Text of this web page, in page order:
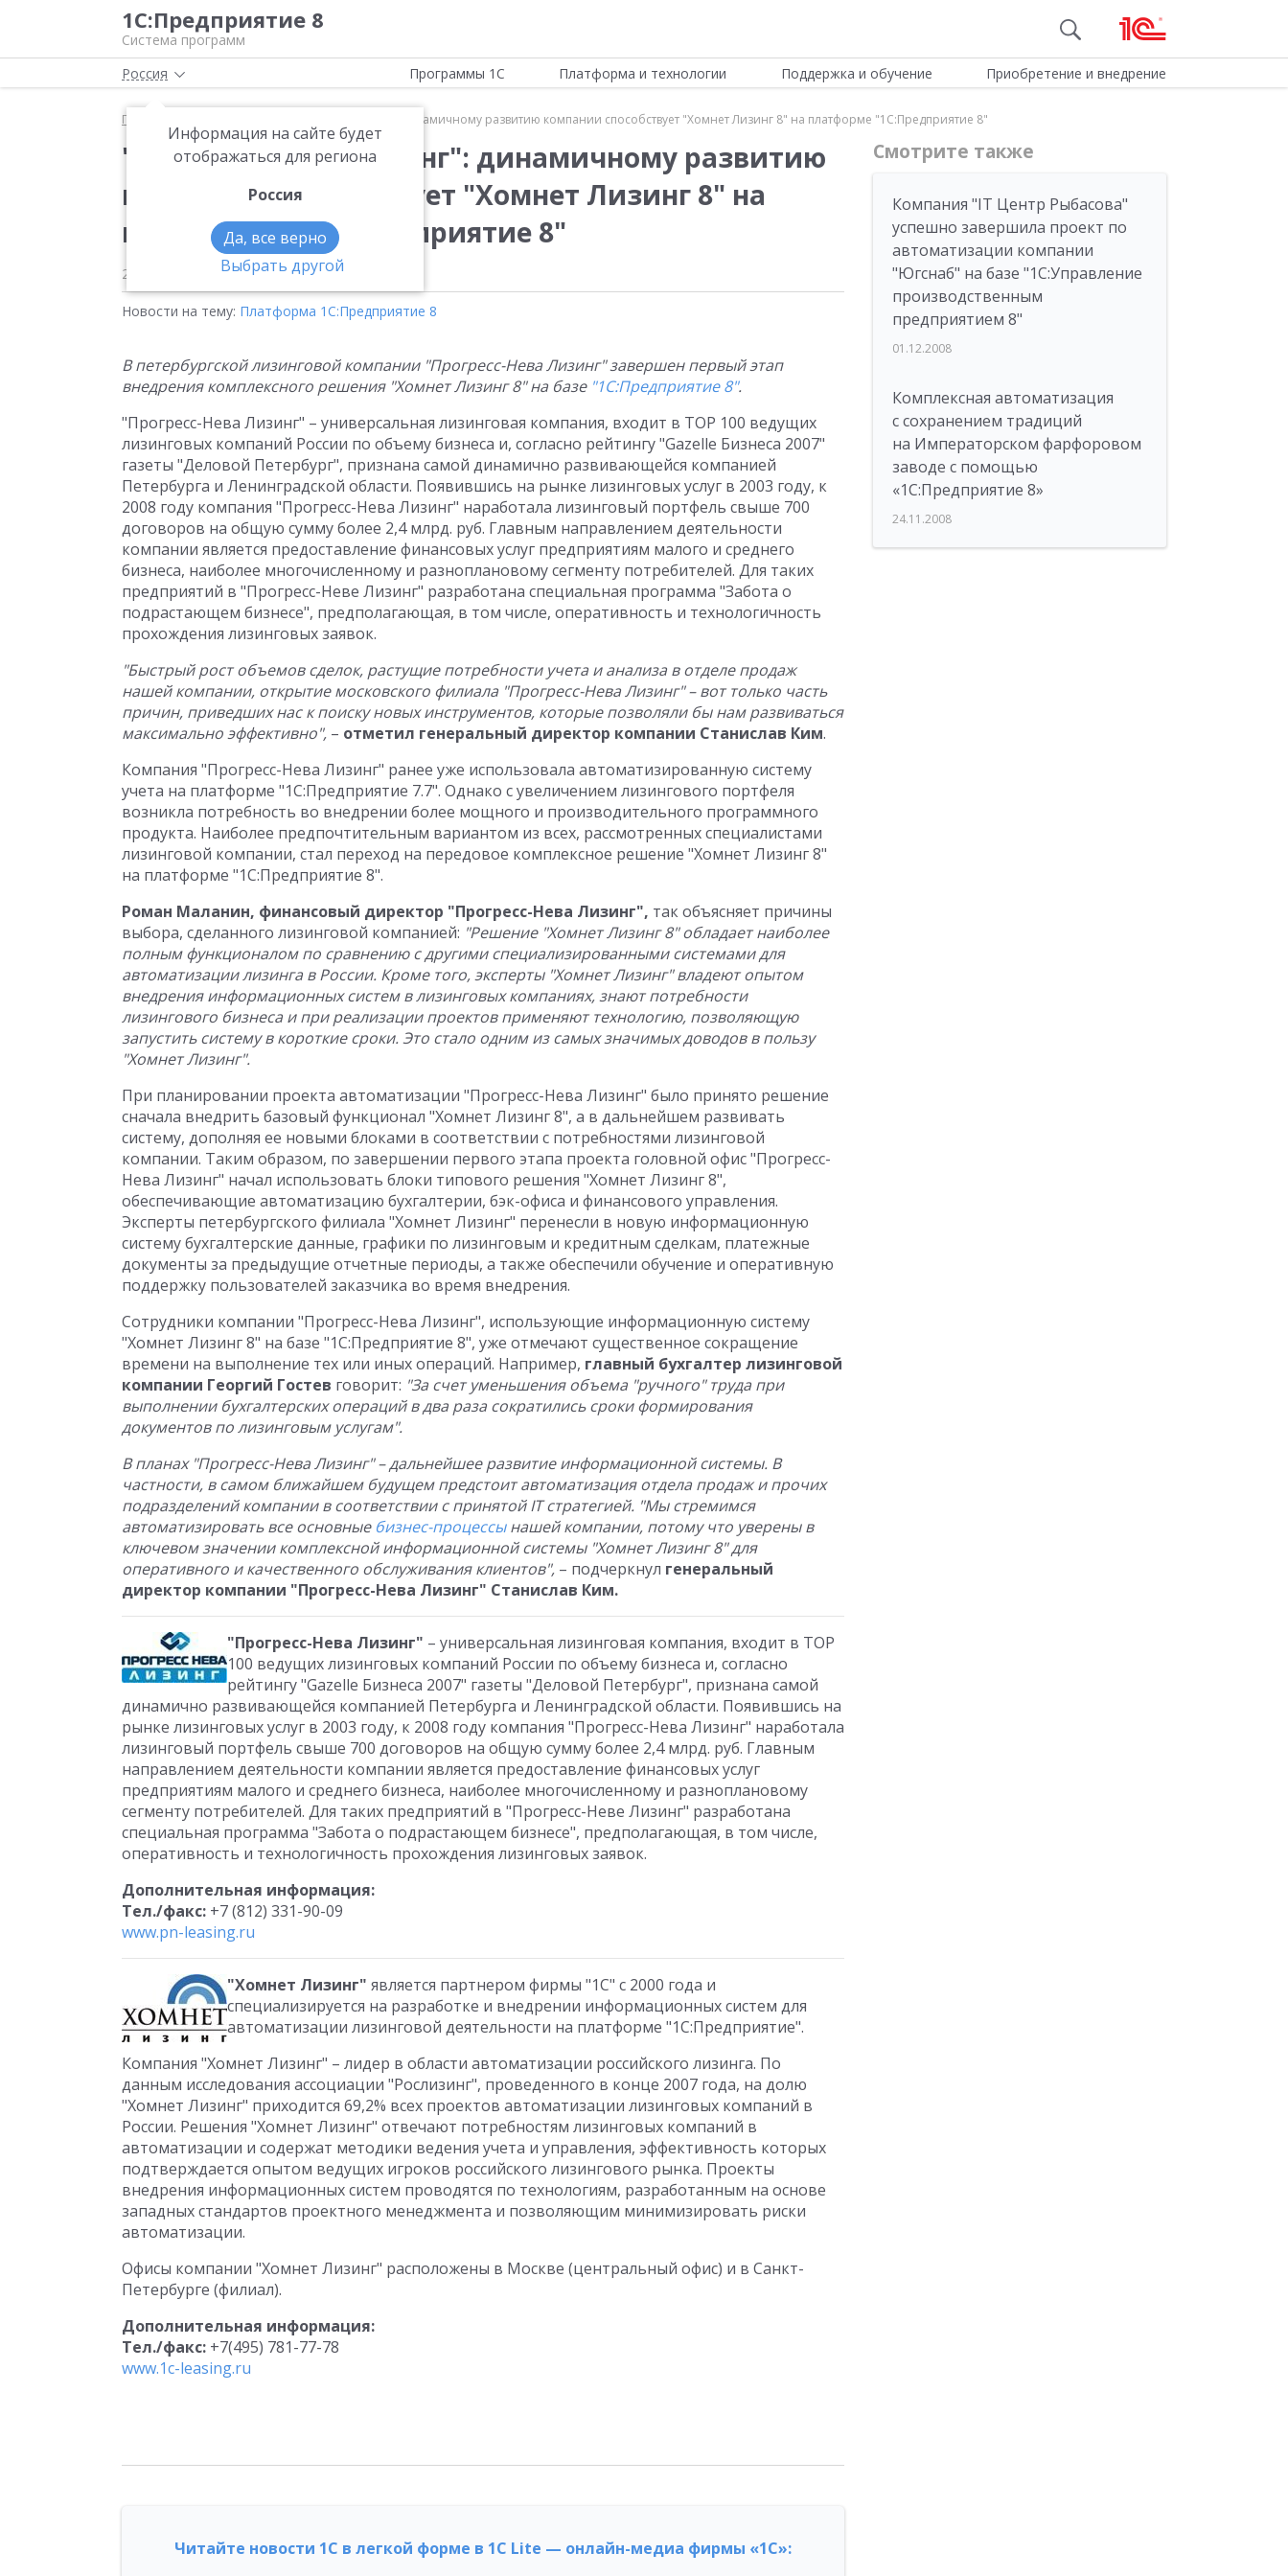
1С:Предприятие 8
Система программ
Россия
Информация на сайте будет
отображаться для региона
Россия
Да, все верно
Выбрать другой
Программы 1С Платформа и технологии Поддержка и обучение Приобретение и внедрение
Главная "Прогресс-Нева Лизинг": динамичному развитию компании способствует "Хомнет Лизинг 8" на платформе "1С:Предприятие 8"
"Прогресс-Нева Лизинг": динамичному развитию
компании способствует "Хомнет Лизинг 8" на
платформе "1С:Предприятие 8"
28.11.2008
Новости на тему: Платформа 1С:Предприятие 8
В петербургской лизинговой компании "Прогресс-Нева Лизинг" завершен первый этап
внедрения комплексного решения "Хомнет Лизинг 8" на базе "1С:Предприятие 8".
"Прогресс-Нева Лизинг" – универсальная лизинговая компания, входит в TOP 100 ведущих
лизинговых компаний России по объему бизнеса и, согласно рейтингу "Gazelle Бизнеса 2007"
газеты "Деловой Петербург", признана самой динамично развивающейся компанией
Петербурга и Ленинградской области. Появившись на рынке лизинговых услуг в 2003 году, к
2008 году компания "Прогресс-Нева Лизинг" наработала лизинговый портфель свыше 700
договоров на общую сумму более 2,4 млрд. руб. Главным направлением деятельности
компании является предоставление финансовых услуг предприятиям малого и среднего
бизнеса, наиболее многочисленному и разноплановому сегменту потребителей. Для таких
предприятий в "Прогресс-Неве Лизинг" разработана специальная программа "Забота о
подрастающем бизнесе", предполагающая, в том числе, оперативность и технологичность
прохождения лизинговых заявок.
"Быстрый рост объемов сделок, растущие потребности учета и анализа в отделе продаж
нашей компании, открытие московского филиала "Прогресс-Нева Лизинг" – вот только часть
причин, приведших нас к поиску новых инструментов, которые позволяли бы нам развиваться
максимально эффективно", – отметил генеральный директор компании Станислав Ким.
Компания "Прогресс-Нева Лизинг" ранее уже использовала автоматизированную систему
учета на платформе "1С:Предприятие 7.7". Однако с увеличением лизингового портфеля
возникла потребность во внедрении более мощного и производительного программного
продукта. Наиболее предпочтительным вариантом из всех, рассмотренных специалистами
лизинговой компании, стал переход на передовое комплексное решение "Хомнет Лизинг 8"
на платформе "1С:Предприятие 8".
Роман Маланин, финансовый директор "Прогресс-Нева Лизинг", так объясняет причины
выбора, сделанного лизинговой компанией: "Решение "Хомнет Лизинг 8" обладает наиболее
полным функционалом по сравнению с другими специализированными системами для
автоматизации лизинга в России. Кроме того, эксперты "Хомнет Лизинг" владеют опытом
внедрения информационных систем в лизинговых компаниях, знают потребности
лизингового бизнеса и при реализации проектов применяют технологию, позволяющую
запустить систему в короткие сроки. Это стало одним из самых значимых доводов в пользу
"Хомнет Лизинг".
При планировании проекта автоматизации "Прогресс-Нева Лизинг" было принято решение
сначала внедрить базовый функционал "Хомнет Лизинг 8", а в дальнейшем развивать
систему, дополняя ее новыми блоками в соответствии с потребностями лизинговой
компании. Таким образом, по завершении первого этапа проекта головной офис "Прогресс-
Нева Лизинг" начал использовать блоки типового решения "Хомнет Лизинг 8",
обеспечивающие автоматизацию бухгалтерии, бэк-офиса и финансового управления.
Эксперты петербургского филиала "Хомнет Лизинг" перенесли в новую информационную
систему бухгалтерские данные, графики по лизинговым и кредитным сделкам, платежные
документы за предыдущие отчетные периоды, а также обеспечили обучение и оперативную
поддержку пользователей заказчика во время внедрения.
Сотрудники компании "Прогресс-Нева Лизинг", использующие информационную систему
"Хомнет Лизинг 8" на базе "1С:Предприятие 8", уже отмечают существенное сокращение
времени на выполнение тех или иных операций. Например, главный бухгалтер лизинговой
компании Георгий Гостев говорит: "За счет уменьшения объема "ручного" труда при
выполнении бухгалтерских операций в два раза сократились сроки формирования
документов по лизинговым услугам".
В планах "Прогресс-Нева Лизинг" – дальнейшее развитие информационной системы. В
частности, в самом ближайшем будущем предстоит автоматизация отдела продаж и прочих
подразделений компании в соответствии с принятой IT стратегией. "Мы стремимся
автоматизировать все основные бизнес-процессынашей компании, потому что уверены в
ключевом значении комплексной информационной системы "Хомнет Лизинг 8" для
оперативного и качественного обслуживания клиентов", – подчеркнул генеральный
директор компании "Прогресс-Нева Лизинг" Станислав Ким.
"Прогресс-Нева Лизинг" – универсальная лизинговая компания, входит в TOP
100 ведущих лизинговых компаний России по объему бизнеса и, согласно
рейтингу "Gazelle Бизнеса 2007" газеты "Деловой Петербург", признана самой
динамично развивающейся компанией Петербурга и Ленинградской области. Появившись на
рынке лизинговых услуг в 2003 году, к 2008 году компания "Прогресс-Нева Лизинг" наработала
лизинговый портфель свыше 700 договоров на общую сумму более 2,4 млрд. руб. Главным
направлением деятельности компании является предоставление финансовых услуг
предприятиям малого и среднего бизнеса, наиболее многочисленному и разноплановому
сегменту потребителей. Для таких предприятий в "Прогресс-Неве Лизинг" разработана
специальная программа "Забота о подрастающем бизнесе", предполагающая, в том числе,
оперативность и технологичность прохождения лизинговых заявок.
Дополнительная информация:
Тел./факс: +7 (812) 331-90-09
www.pn-leasing.ru
"Хомнет Лизинг" является партнером фирмы "1С" с 2000 года и
специализируется на разработке и внедрении информационных систем для
автоматизации лизинговой деятельности на платформе "1С:Предприятие".
Компания "Хомнет Лизинг" – лидер в области автоматизации российского лизинга. По
данным исследования ассоциации "Рослизинг", проведенного в конце 2007 года, на долю
"Хомнет Лизинг" приходится 69,2% всех проектов автоматизации лизинговых компаний в
России. Решения "Хомнет Лизинг" отвечают потребностям лизинговых компаний в
автоматизации и содержат методики ведения учета и управления, эффективность которых
подтверждается опытом ведущих игроков российского лизингового рынка. Проекты
внедрения информационных систем проводятся по технологиям, разработанным на основе
западных стандартов проектного менеджмента и позволяющим минимизировать риски
автоматизации.
Офисы компании "Хомнет Лизинг" расположены в Москве (центральный офис) и в Санкт-
Петербурге (филиал).
Дополнительная информация:
Тел./факс: +7(495) 781-77-78
www.1c-leasing.ru
Читайте новости 1С в легкой форме в 1С Lite — онлайн-медиа фирмы «1С»:
Смотрите также
Компания "IT Центр Рыбасова"
успешно завершила проект по
автоматизации компании
"Югснаб" на базе "1С:Управление
производственным
предприятием 8"
01.12.2008
Комплексная автоматизация
с сохранением традиций
на Императорском фарфоровом
заводе с помощью
«1С:Предприятие 8»
24.11.2008